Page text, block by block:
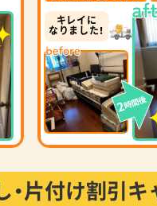
キレイに
なりました！
2時間後
・片付け割引